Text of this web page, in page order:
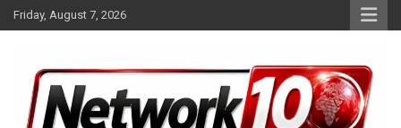
Skip
to
Friday, August 7, 2026